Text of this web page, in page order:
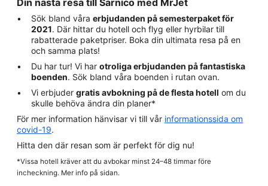
Din nästa resa till Sarnico med MrJet
Sök bland våra erbjudanden på semesterpaket för
2021. Där hittar du hotell och flyg eller hyrbilar till
rabatterade paketpriser. Boka din ultimata resa på en
och samma plats!
Du har tur! Vi har otroliga erbjudanden på fantastiska
boenden. Sök bland våra boenden i rutan ovan.
Vi erbjuder gratis avbokning på de flesta hotell om du
skulle behöva ändra din planer*
För mer information hänvisar vi till vår informationssida om
covid-19.
Hitta den där resan som är perfekt för dig nu!
*Vissa hotell kräver att du avbokar minst 24–48 timmar före
incheckning. Mer info på sidan.